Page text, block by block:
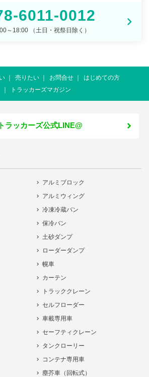
6011-0012
～18:00 （土日・祝祭日除く）
売りたい お問合せ
はじめての方
トラッカーズマガジン
トラッカーズ公式LINE@
アルミブロック
アルミウィング
冷凍冷蔵バン
保冷バン
土砂ダンプ
ローダーダンプ
幌車
カーテン
トラッククレーン
セルフローダー
車載専用車
セーフティクレーン
タンクローリー
コンテナ専用車
塵芥車（回転式）